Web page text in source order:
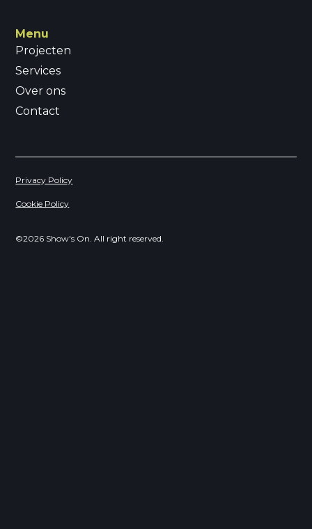
Menu
Projecten
Services
Over ons
Contact
©2026 Show's On. All right reserved.
Privacy Policy
Cookie Policy